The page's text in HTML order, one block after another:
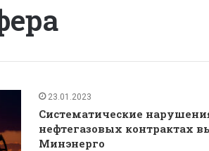
23.01.2023
Систематические
нефтегазовых контрактах
Минэнерго